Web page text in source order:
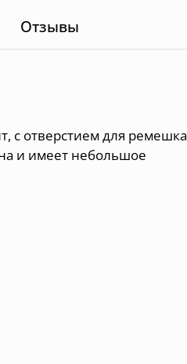
Отзывы
с отверстием для ремешка
и имеет небольшое